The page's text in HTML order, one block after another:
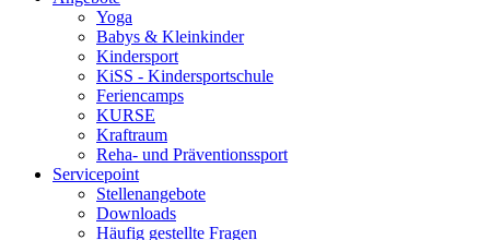
Yoga
Babys & Kleinkinder
Kindersport
KiSS - Kindersportschule
Feriencamps
KURSE
Kraftraum
Reha- und Präventionssport
Servicepoint
Stellenangebote
Downloads
Häufig gestellte Fragen